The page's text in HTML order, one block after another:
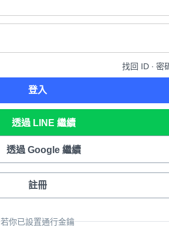
找回 ID ∙ 密
登入
透過 LINE 繼續
透過 Google 繼續
註冊
若你已設置通行金鑰